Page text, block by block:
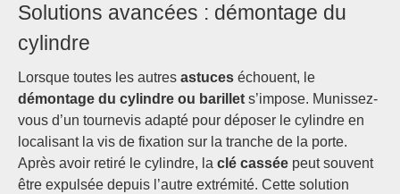
Solutions avancées : démontage du
cylindre
Lorsque toutes les autres astuces échouent, le
démontage du cylindre ou barillet s’impose. Munissez-
vous d’un tournevis adapté pour déposer le cylindre en
localisant la vis de fixation sur la tranche de la porte.
Après avoir retiré le cylindre, la clé cassée peut souvent
être expulsée depuis l’autre extrémité. Cette solution